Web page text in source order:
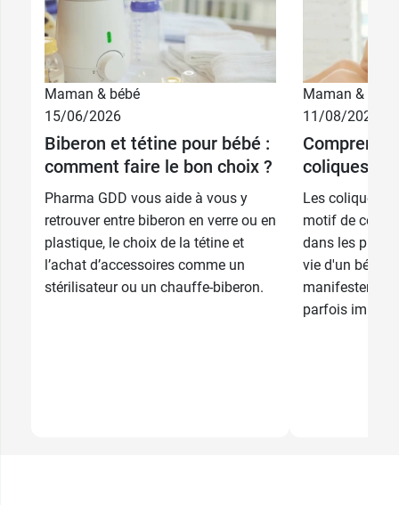
5 CH 2,59 €
7 CH 2,59 €
9 CH 2,59 €
15 CH 2,59 €
30 CH 2,59 €
5 CH
7 CH
2,59 €
15 CH 2,59 €
30 CH 2,59 €
Maman & bébé
15/06/2026
Biberon et tétine pour bébé :
comment faire le bon choix ?
Pharma GDD vous aide à vous y
retrouver entre biberon en verre ou en
plastique, le choix de la tétine et
l’achat d’accessoires comme un
stérilisateur ou un chauffe-biberon.
Maman & bébé
11/08/2025
coliques de
Les coliques
motif de
dans les
vie d'un bébé.
manifestent
parfois